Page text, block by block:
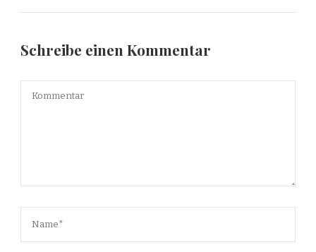
Schreibe einen Kommentar